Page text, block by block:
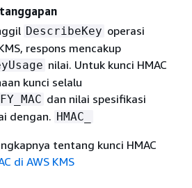
DescribeKey operasi
respons mencakup
nilai. Untuk kunci HMAC
kunci selalu
dan nilai spesifikasi
dengan. HMAC_
tentang kunci HMAC
di AWS KMS